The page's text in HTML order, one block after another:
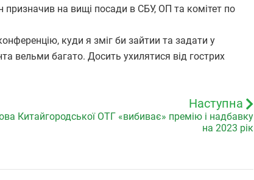
призначив на вищі посади в СБУ, ОП та комітет по
куди я зміг би зайтии та задати у
вельми багато. Досить ухилятися від гострих
Наступна
Китайгородської ОТГ «вибиває» премію і надбавку
на 2023 рік